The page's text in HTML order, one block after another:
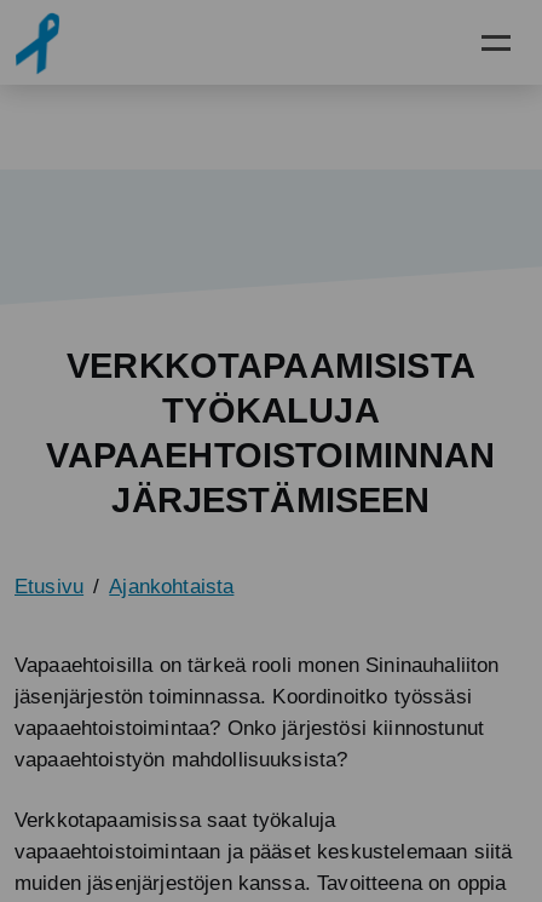
Siirry pääsisältöön
VERKKOTAPAAMISISTA
TYÖKALUJA
VAPAAEHTOISTOIMINNAN
JÄRJESTÄMISEEN
Etusivu Ajankohtaista
Vapaaehtoisilla on tärkeä rooli monen Sininauhaliiton
jäsenjärjestön toiminnassa. Koordinoitko työssäsi
vapaaehtoistoimintaa? Onko järjestösi kiinnostunut
vapaaehtoistyön mahdollisuuksista?
Verkkotapaamisissa saat työkaluja
vapaaehtoistoimintaan ja pääset keskustelemaan siitä
muiden jäsenjärjestöjen kanssa. Tavoitteena on oppia